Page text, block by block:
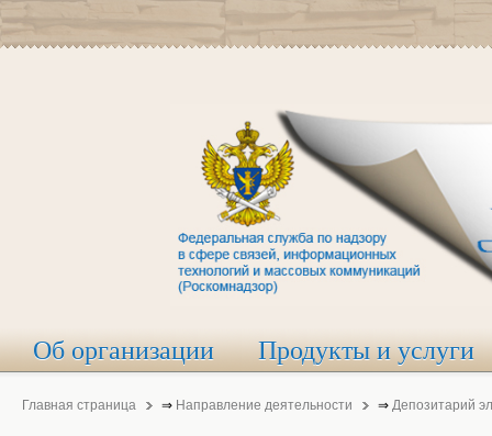
Об организации Продукты и услуги
Главная страница ⇒ Направление деятельности ⇒ Депозитарий